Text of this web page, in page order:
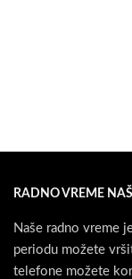
RADNO VREME
Naše radno vreme
periodu možete
telefone možete